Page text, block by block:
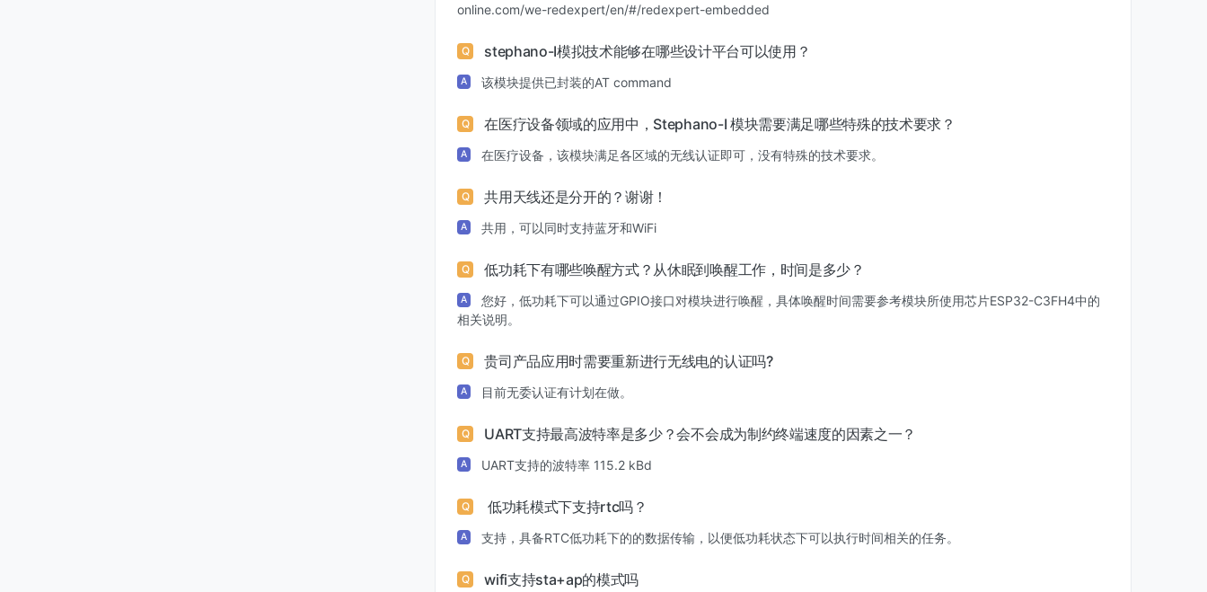
online.com/we-redexpert/en/#/redexpert-embedded
Q stephano-Ⅰ模拟技术能够在哪些设计平台可以使用？
A 该模块提供已封装的AT command
Q 在医疗设备领域的应用中，Stephano-I 模块需要满足哪些特殊的技术要求？
A 在医疗设备，该模块满足各区域的无线认证即可，没有特殊的技术要求。
Q 共用天线还是分开的？谢谢！
A 共用，可以同时支持蓝牙和WiFi
Q 低功耗下有哪些唤醒方式？从休眠到唤醒工作，时间是多少？
A
您好，低功耗下可以通过GPIO接口对模块进行唤醒，具体唤醒时间需要参考模块所使用芯片ESP32-C3FH4中的
相关说明。
Q 贵司产品应用时需要重新进行无线电的认证吗?
A 目前无委认证有计划在做。
Q UART支持最高波特率是多少？会不会成为制约终端速度的因素之一？
A UART支持的波特率 115.2 kBd
Q 低功耗模式下支持rtc吗？
A 支持，具备RTC低功耗下的的数据传输，以便低功耗状态下可以执行时间相关的任务。
Q wifi支持sta+ap的模式吗